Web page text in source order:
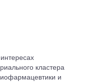
кластера
и